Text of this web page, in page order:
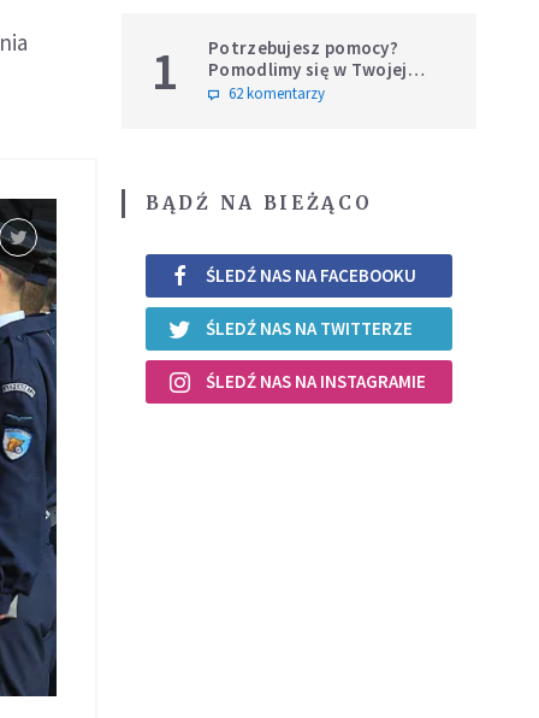
1
Potrzebujesz pomocy?
Pomodlimy się w Twojej
intencji
62 komentarzy
BĄDŹ NA BIEŻĄCO
ŚLEDŹ NAS NA FACEBOOKU
ŚLEDŹ NAS NA TWITTERZE
ŚLEDŹ NAS NA INSTAGRAMIE